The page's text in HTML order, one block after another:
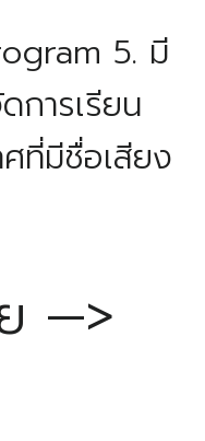
5. มี
การเรียน
ศที่มีชื่อเสียง
—>